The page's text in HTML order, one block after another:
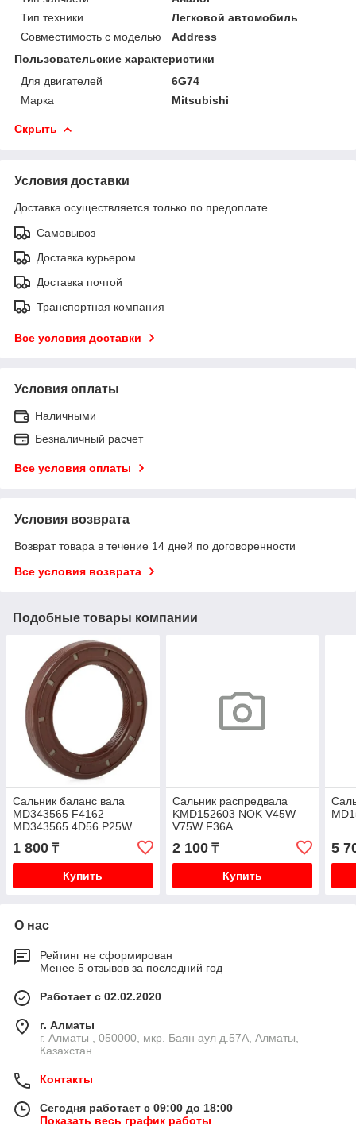
Тип техники
Легковой автомобиль
Совместимость с моделью
Address
Пользовательские характеристики
Для двигателей
6G74
Марка
Mitsubishi
Скрыть
Условия доставки
Доставка осуществляется только по предоплате.
Самовывоз
Доставка курьером
Доставка почтой
Транспортная компания
Все условия доставки
Условия оплаты
Наличными
Безналичный расчет
Все условия оплаты
Условия возврата
Возврат товара в течение 14 дней по договоренности
Все условия возврата
Подобные товары компании
Сальник баланс вала
MD343565 F4162
MD343565 4D56 P25W
1 800 ₸
Купить
Сальник распредвала
KMD152603 NOK V45W
V75W F36A
2 100₸
Купить
5
О нас
Рейтинг не сформирован
Менее 5 отзывов за последний год
Работает с 02.02.2020
г. Алматы
г. Алматы , 050000, мкр. Баян аул д.57А, Алматы,
Казахстан
Контакты
Сегодня работает с 09:00 до 18:00
Показать весь график работы